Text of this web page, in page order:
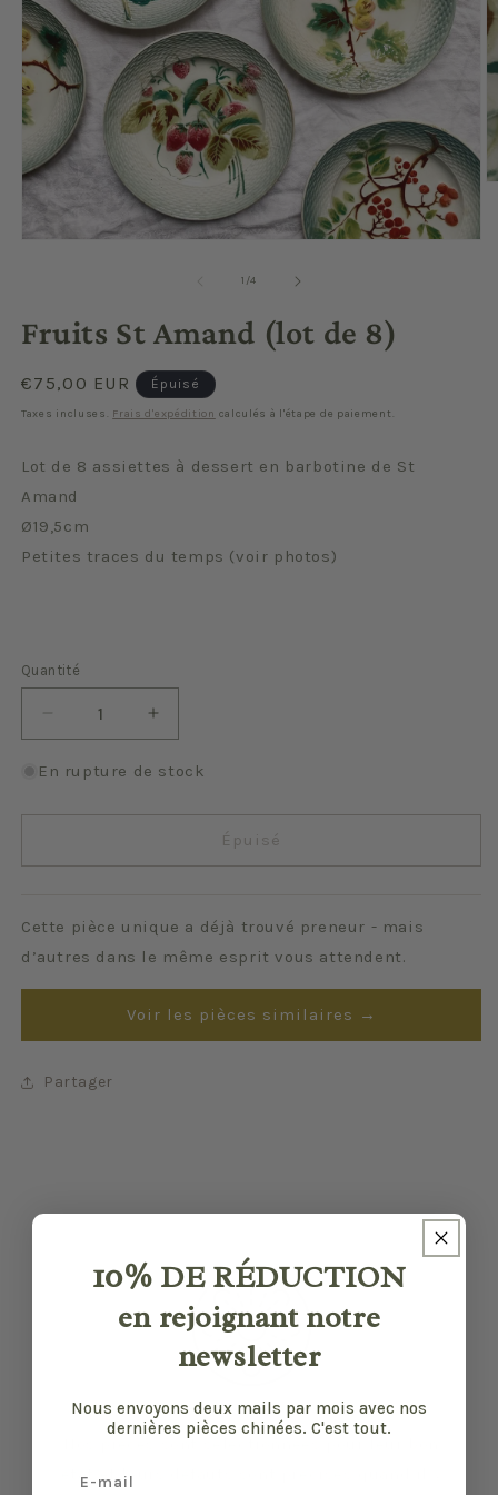
une
fenêtre
1 /de
4
Fruits St Amand (lot de 8)
Prix
habituel
€75,00 EUR Épuisé
Taxes incluses. Frais d'expédition calculés à l'étape de paiement.
Lot de 8 assiettes à dessert en barbotine de St
Amand
Ø19,5cm
Petites traces du temps (voir photos)
Quantité
Quantité
Réduire
la
quantité
Fruits
Amand
8)
Augmenter
la
quantité
Fruits
Amand
8)
En rupture de stock
Épuisé
Cette pièce unique a déjà trouvé preneur - mais
d’autres dans le même esprit vous attendent.
Voir les pièces similaires →
Partager
Nos pièces sont sélectionnées pour leur bon
état et leurs défauts sont précisés quand il y
10% DE RÉDUCTION
en rejoignant notre
newsletter
Nous envoyons deux mails par mois avec nos
dernières pièces chinées. C'est tout.